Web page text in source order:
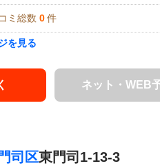
ミ総数 0 件
を見る
ネット・WEB
司区東門司1-13-3